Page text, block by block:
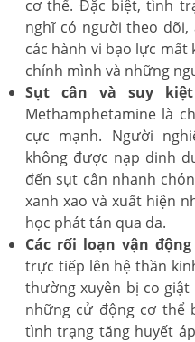
cơ thể. Đặc biệt, tình
nghĩ có người theo
các hành vi bạo lực mất
chính mình và những
Sụt cân và suy
Methamphetamine là
cực mạnh. Người
không được nạp dinh
đến sụt cân nhanh
xanh xao và xuất hiện
học phát tán qua da.
Các rối loạn vận
trực tiếp lên hệ thần
thường xuyên bị co
những cử động cơ thể
tình trạng tăng huyết